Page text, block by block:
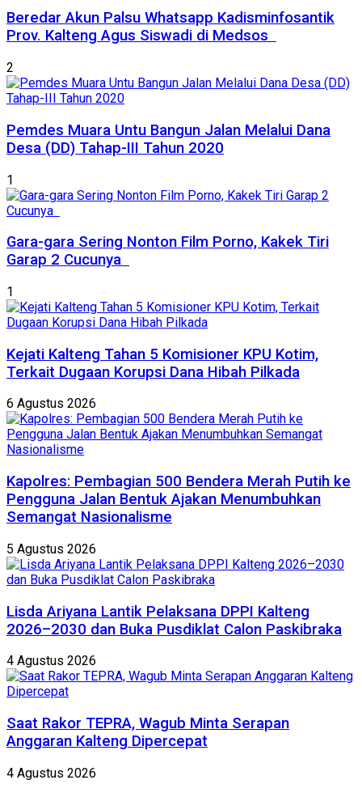
Beredar Akun Palsu Whatsapp Kadisminfosantik
Prov. Kalteng Agus Siswadi di Medsos
2
Pemdes Muara Untu Bangun Jalan Melalui Dana
Desa (DD) Tahap-III Tahun 2020
1
Gara-gara Sering Nonton Film Porno, Kakek Tiri
Garap 2 Cucunya
1
Kejati Kalteng Tahan 5 Komisioner KPU Kotim,
Terkait Dugaan Korupsi Dana Hibah Pilkada
6 Agustus 2026
Kapolres: Pembagian 500 Bendera Merah Putih ke
Pengguna Jalan Bentuk Ajakan Menumbuhkan
Semangat Nasionalisme
5 Agustus 2026
Lisda Ariyana Lantik Pelaksana DPPI Kalteng
2026–2030 dan Buka Pusdiklat Calon Paskibraka
4 Agustus 2026
Saat Rakor TEPRA, Wagub Minta Serapan
Anggaran Kalteng Dipercepat
4 Agustus 2026